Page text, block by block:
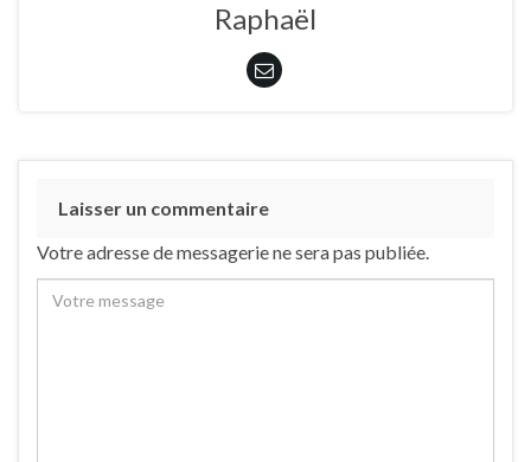
Raphaël
Laisser un commentaire
Votre adresse de messagerie ne sera pas publiée.